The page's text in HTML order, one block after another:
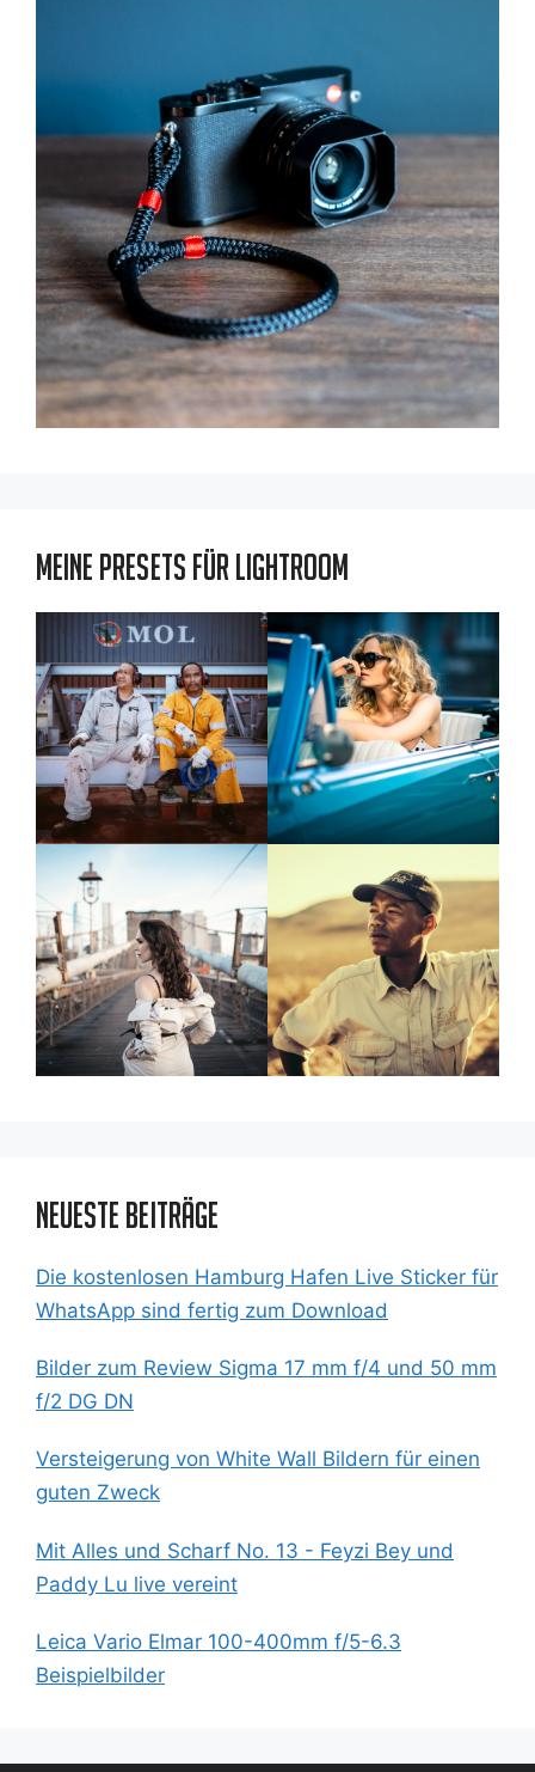
Meine Presets für Lightroom
Neueste Beiträge
Die kostenlosen Hamburg Hafen Live Sticker für
WhatsApp sind fertig zum Download
Bilder zum Review Sigma 17 mm f/4 und 50 mm
f/2 DG DN
Versteigerung von White Wall Bildern für einen
guten Zweck
Mit Alles und Scharf No. 13 - Feyzi Bey und
Paddy Lu live vereint
Leica Vario Elmar 100-400mm f/5-6.3
Beispielbilder